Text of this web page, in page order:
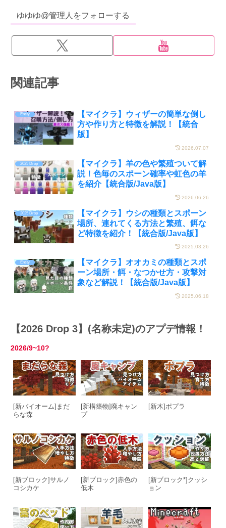
ゆゆゆ@管理人をフォローする
関連記事
Entity
【マイクラ】ウィザーの簡単な倒し
方や作り方と特徴を解説！【統合
版】
2026.07.07
2025 Drop
【マイクラ】羊の色や繁殖ついて解
説！色毎のスポーン確率や虹色の羊
を紹介【統合版/Java版】
2026.06.26
2025 Drop
【マイクラ】ウシの種類とスポーン
場所、連れてくる方法と繁殖、餌な
ど特徴を紹介！【統合版/Java版】
2025.03.26
Entity
【マイクラ】オオカミの種類とスポ
ーン場所・餌・なつかせ方・攻撃対
象など解説！【統合版/Java版】
2025.06.18
【2026 Drop 3】(名称未定)のアプデ情報！
2026/9~10?
[新バイオーム]まだ
らな森
[新構築物]廃キャン
プ
[新木]ポプラ
[新ブロック]サルノ
コシカケ
[新ブロック]赤色の
低木
[新ブロック*]クッシ
ョン